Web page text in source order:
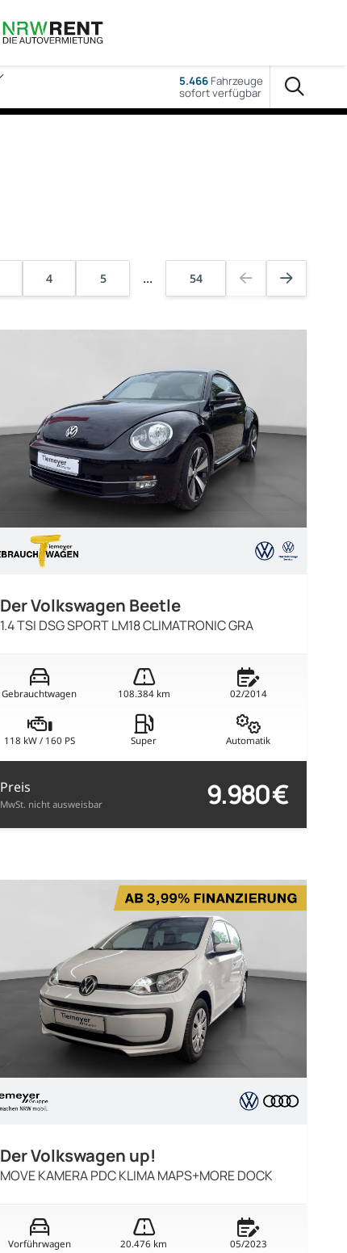
5.466Fahrzeuge
sofort verfügbar
4 5 ... 54
Der Volkswagen Beetle
1.4 TSI DSG SPORT LM18 CLIMATRONIC GRA
Gebrauchtwagen 108.384 km 02/2014
118 kW / 160 PS Super Automatik
Preis
MwSt. nicht ausweisbar 9.980 €
Der Volkswagen up!
MOVE KAMERA PDC KLIMA MAPS+MORE DOCK
Vorführwagen 20.476 km 05/2023